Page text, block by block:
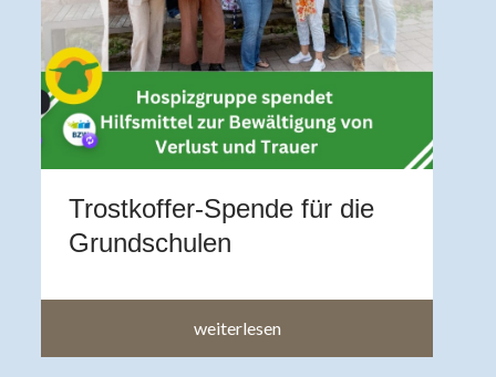
Trostkoffer-Spende für die
Grundschulen
weiterlesen